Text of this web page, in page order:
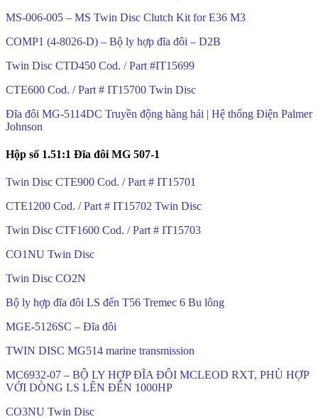
MS-006-005 – MS Twin Disc Clutch Kit for E36 M3
COMP1 (4-8026-D) – Bộ ly hợp đĩa đôi – D2B
Twin Disc CTD450 Cod. / Part #IT15699
CTE600 Cod. / Part # IT15700 Twin Disc
Đĩa đôi MG-5114DC Truyền động hàng hải | Hệ thống Điện Palmer
Johnson
Hộp số 1.51:1 Đĩa đôi MG 507-1
Twin Disc CTE900 Cod. / Part # IT15701
CTE1200 Cod. / Part # IT15702 Twin Disc
Twin Disc CTF1600 Cod. / Part # IT15703
CO1NU Twin Disc
Twin Disc CO2N
Bộ ly hợp đĩa đôi LS đến T56 Tremec 6 Bu lông
MGE-5126SC – Đĩa đôi
TWIN DISC MG514 marine transmission
MC6932-07 – BỘ LY HỢP ĐĨA ĐÔI MCLEOD RXT, PHÙ HỢP
VỚI DÒNG LS LÊN ĐẾN 1000HP
CO3NU Twin Disc